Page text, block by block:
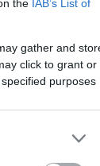
the IAB’s List of
gather and
click to grant or
purposes